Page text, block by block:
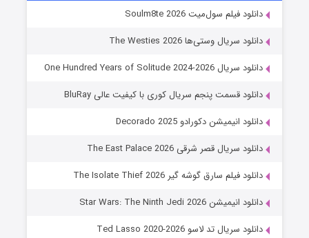
خاندان اژدها فصل ۳
جادوگری در مغولستان
قسمت 14 (زیرنویس) منتشر شد
دانلود فیلم سول‌میت Soulm8te 2026
دانلود سریال وستی‌ها The Westies 2026
دانلود سریال One Hundred Years of Solitude 2024-2026
دانلود قسمت پنجم سریال کوری با کیفیت عالی BluRay
دانلود انیمیشن دکورادو Decorado 2025
دانلود سریال قصر شرقی The East Palace 2026
دانلود فیلم سارق گوشه گیر The Isolate Thief 2026
دانلود انیمیشن Star Wars: The Ninth Jedi 2026
دانلود سریال تد لاسو Ted Lasso 2020-2026